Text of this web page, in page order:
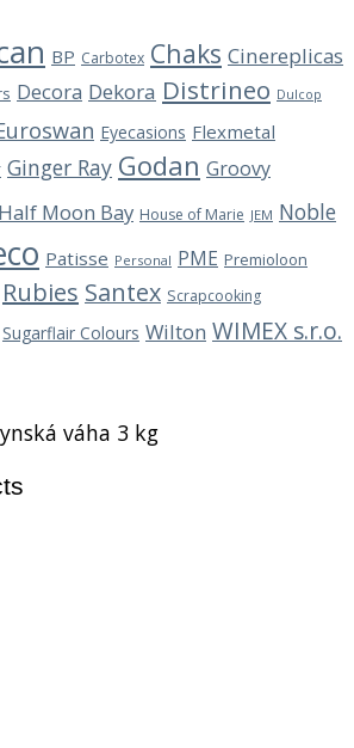
BP Carbotex Chaks Cinereplicas
Decora Dekora Distrineo Dulcop
Eyecasions Flexmetal
Ginger Ray Godan Groovy
Half Moon Bay House of Marie JEM Noble
Patisse Personal PME Premioloon
Rubies Santex Scrapcooking
Sugarflair Colours Wilton WIMEX s.r.o.
váha 3 kg